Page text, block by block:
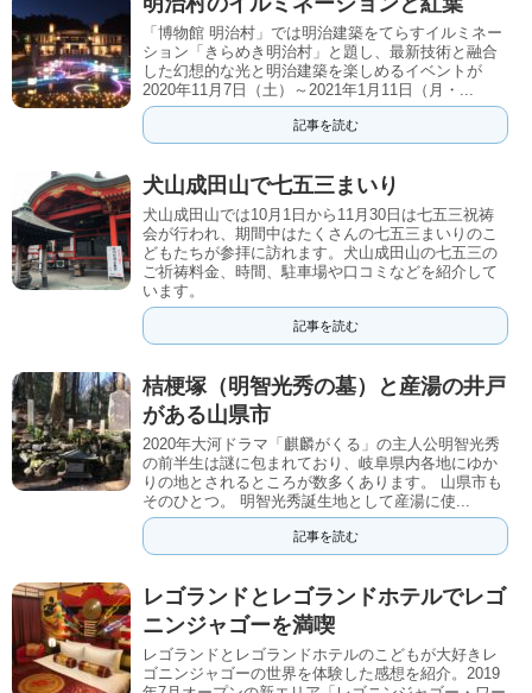
「博物館 明治村」では明治建築をてらすイルミネー
ション「きらめき明治村」と題し、最新技術と融合
した幻想的な光と明治建築を楽しめるイベントが
2020年11月7日（土）～2021年1月11日（月・...
記事を読む
犬山成田山で七五三まいり
犬山成田山では10月1日から11月30日は七五三祝祷
会が行われ、期間中はたくさんの七五三まいりのこ
どもたちが参拝に訪れます。犬山成田山の七五三の
ご祈祷料金、時間、駐車場や口コミなどを紹介して
います。
記事を読む
桔梗塚（明智光秀の墓）と産湯の井戸
がある山県市
2020年大河ドラマ「麒麟がくる」の主人公明智光秀
の前半生は謎に包まれており、岐阜県内各地にゆか
りの地とされるところが数多くあります。 山県市も
そのひとつ。 明智光秀誕生地として産湯に使...
記事を読む
レゴランドとレゴランドホテルでレゴ
ニンジャゴーを満喫
レゴランドとレゴランドホテルのこどもが大好きレ
ゴニンジャゴーの世界を体験した感想を紹介。2019